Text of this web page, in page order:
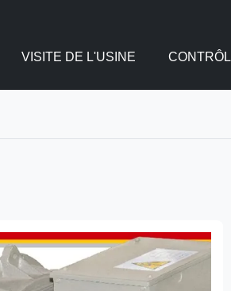
VISITE DE L'USINE